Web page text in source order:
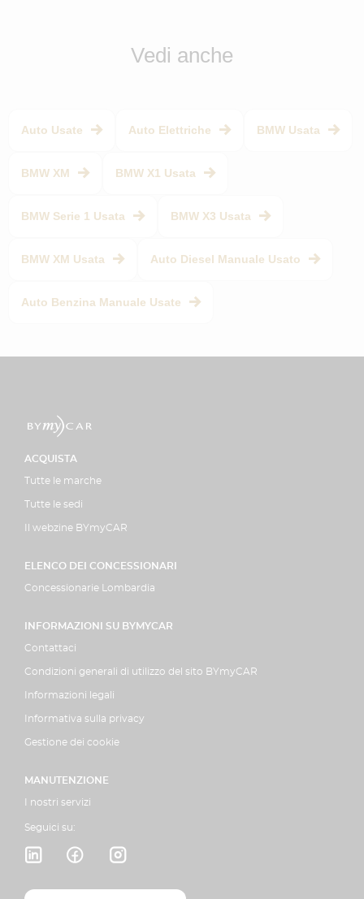
Vedi anche
Auto Usate Auto Elettriche BMW Usata
BMW XM BMW X1 Usata
BMW Serie 1 Usata BMW X3 Usata
BMW XM Usata Auto Diesel Manuale Usato
Auto Benzina Manuale Usate
ACQUISTA
Tutte le marche
Tutte le sedi
Il webzine BYmyCAR
ELENCO DEI CONCESSIONARI
Concessionarie Lombardia
INFORMAZIONI SU BYMYCAR
Contattaci
Condizioni generali di utilizzo del sito BYmyCAR
Informazioni legali
Informativa sulla privacy
Gestione dei cookie
MANUTENZIONE
I nostri servizi
Seguici su: